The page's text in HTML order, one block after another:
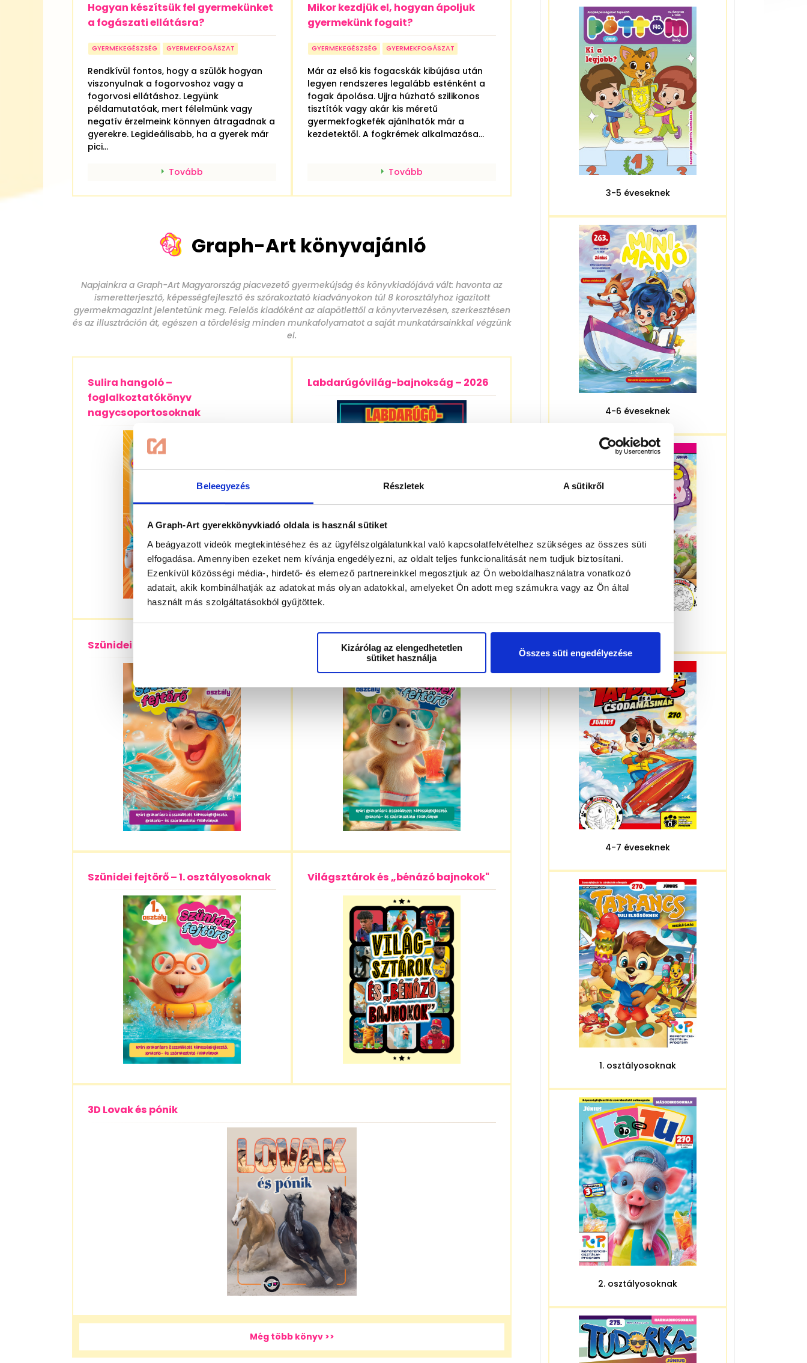
Beleegyezés Részletek A sütikről
A Graph-Art gyerekkönyvkiadó oldala is használ sütiket
A beágyazott videók megtekintéséhez és az ügyfélszolgálatunkkal való kapcsolatfelvételhez szükséges az összes süti
elfogadása. Amennyiben ezeket nem kívánja engedélyezni, az oldalt teljes funkcionalitását nem tudjuk biztosítani.
Ezenkívül közösségi média-, hirdető- és elemező partnereinkkel megosztjuk az Ön weboldalhasználatra vonatkozó
adatait, akik kombinálhatják az adatokat más olyan adatokkal, amelyeket Ön adott meg számukra vagy az Ön által
használt más szolgáltatásokból gyűjtöttek.
Kizárólag az elengedhetetlen
sütiket használja
Összes süti engedélyezése
Hogyan készítsük fel gyermekünket
a fogászati ellátásra?
GYERMEKEGÉSZSÉG GYERMEKFOGÁSZAT
Rendkívül fontos, hogy a szülők hogyan
viszonyulnak a fogorvoshoz vagy a
fogorvosi ellátáshoz. Legyünk
példamutatóak, mert félelmünk vagy
negatív érzelmeink könnyen átragadnak a
gyerekre. Legideálisabb, ha a gyerek már
pici...
Tovább
Mikor kezdjük el, hogyan ápoljuk
gyermekünk fogait?
GYERMEKEGÉSZSÉG GYERMEKFOGÁSZAT
Már az első kis fogacskák kibújása után
legyen rendszeres legalább esténként a
fogak ápolása. Ujjra húzható szilikonos
tisztítók vagy akár kis méretű
gyermekfogkefék ajánlhatók már a
kezdetektől. A fogkrémek alkalmazása...
Tovább
Graph-Art könyvajánló
Napjainkra a Graph-Art Magyarország piacvezető gyermekújság és könyvkiadójává vált: havonta az
ismeretterjesztő, képességfejlesztő és szórakoztató kiadványokon túl 8 korosztályhoz igazított
gyermekmagazint jelentetünk meg. Felelős kiadóként az alapötlettől a könyvtervezésen, szerkesztésen
és az illusztráción át, egészen a tördelésig minden munkafolyamatot a saját munkatársainkkal végzünk
el.
Sulira hangoló –
foglalkoztatókönyv
nagycsoportosoknak
Labdarúgóvilág-bajnokság – 2026
Szünidei fejtörő – 3. osztályosoknak Szünidei fejtörő – 2. osztályosoknak
Szünidei fejtörő – 1. osztályosoknak Világsztárok és „bénázó bajnokok"
3D Lovak és pónik
Még több könyv >>
3-5 éveseknek
4-6 éveseknek
4-7 éveseknek
1. osztályosoknak
2. osztályosoknak